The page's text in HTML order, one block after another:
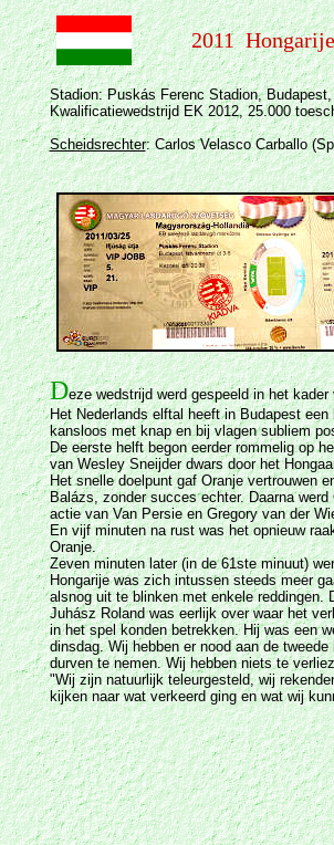
2011
Stadion: Puskás Ferenc Stadion, Budapest,
Kwalificatiewedstrijd EK 2012, 25.000
Scheidsrechter: Carlos Velasco Carballo
Deze wedstrijd werd gespeeld in het
Het Nederlands elftal heeft in Budapest
kansloos met knap en bij vlagen subliem
De eerste helft begon eerder rommelig op
van Wesley Sneijder dwars door het
Het snelle doelpunt gaf Oranje vertrouwen
Balázs, zonder succes echter. Daarna
actie van Van Persie en Gregory van der
En vijf minuten na rust was het opnieuw
Oranje.
Zeven minuten later (in de 61ste minuut)
Hongarije was zich intussen steeds meer
alsnog uit te blinken met enkele reddingen.
Juhász Roland was eerlijk over waar het
in het spel konden betrekken. Hij was een
dinsdag. Wij hebben er nood aan de
durven te nemen. Wij hebben niets te
"Wij zijn natuurlijk teleurgesteld, wij
kijken naar wat verkeerd ging en wat wij